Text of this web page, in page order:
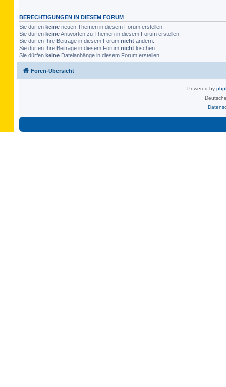
BERECHTIGUNGEN IN DIESEM FORUM
Sie dürfen keine neuen Themen in diesem Forum erstellen.
Sie dürfen keineAntworten zu Themen in diesem Forum erstellen.
Sie dürfen Ihre Beiträge in diesem Forum nicht ändern.
Sie dürfen Ihre Beiträge in diesem Forum nicht löschen.
Sie dürfen keine Dateianhänge in diesem Forum erstellen.
Foren-Übersicht
Powered by